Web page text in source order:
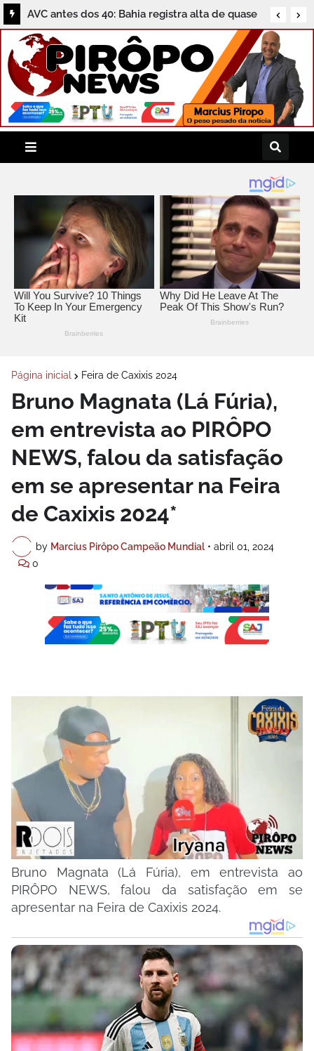
AVC antes dos 40: Bahia registra alta de quase
50% nas internações de jovens
Página inicial Feira de Caxixis 2024
Bruno Magnata (Lá Fúria),
em entrevista ao PIRÔPO
NEWS, falou da satisfação
em se apresentar na Feira
de Caxixis 2024*
by Marcius Pirôpo Campeão Mundial • abril 01, 2024
0
Bruno Magnata (Lá Fúria), em entrevista ao
PIRÔPO NEWS, falou da satisfação em se
apresentar na Feira de Caxixis 2024.